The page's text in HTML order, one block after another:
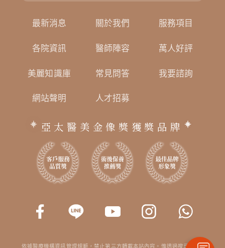
最新消息 關於我們 服務項目
各院資訊 醫師陣容 萬人好評
美麗知識庫 常見問答 我要諮詢
網站聲明 人才招募
亞太醫美金像獎獲獎品牌
依據醫療機構資訊管理規範，禁止第三方轉載本站內容。惟透過搜尋